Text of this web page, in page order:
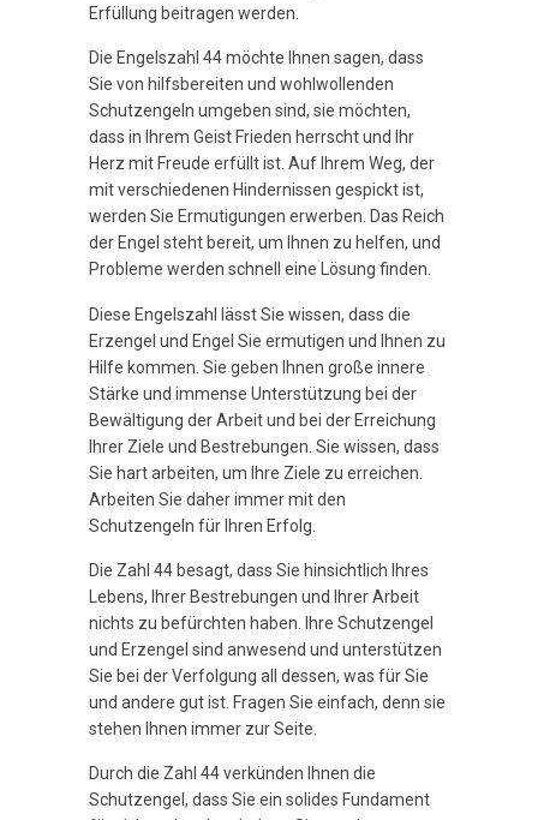
Erfüllung beitragen werden.
Die Engelszahl 44 möchte Ihnen sagen, dass
Sie von hilfsbereiten und wohlwollenden
Schutzengeln umgeben sind, sie möchten,
dass in Ihrem Geist Frieden herrscht und Ihr
Herz mit Freude erfüllt ist. Auf Ihrem Weg, der
mit verschiedenen Hindernissen gespickt ist,
werden Sie Ermutigungen erwerben. Das Reich
der Engel steht bereit, um Ihnen zu helfen, und
Probleme werden schnell eine Lösung finden.
Diese Engelszahl lässt Sie wissen, dass die
Erzengel und Engel Sie ermutigen und Ihnen zu
Hilfe kommen. Sie geben Ihnen große innere
Stärke und immense Unterstützung bei der
Bewältigung der Arbeit und bei der Erreichung
Ihrer Ziele und Bestrebungen. Sie wissen, dass
Sie hart arbeiten, um Ihre Ziele zu erreichen.
Arbeiten Sie daher immer mit den
Schutzengeln für Ihren Erfolg.
Die Zahl 44 besagt, dass Sie hinsichtlich Ihres
Lebens, Ihrer Bestrebungen und Ihrer Arbeit
nichts zu befürchten haben. Ihre Schutzengel
und Erzengel sind anwesend und unterstützen
Sie bei der Verfolgung all dessen, was für Sie
und andere gut ist. Fragen Sie einfach, denn sie
stehen Ihnen immer zur Seite.
Durch die Zahl 44 verkünden Ihnen die
Schutzengel, dass Sie ein solides Fundament